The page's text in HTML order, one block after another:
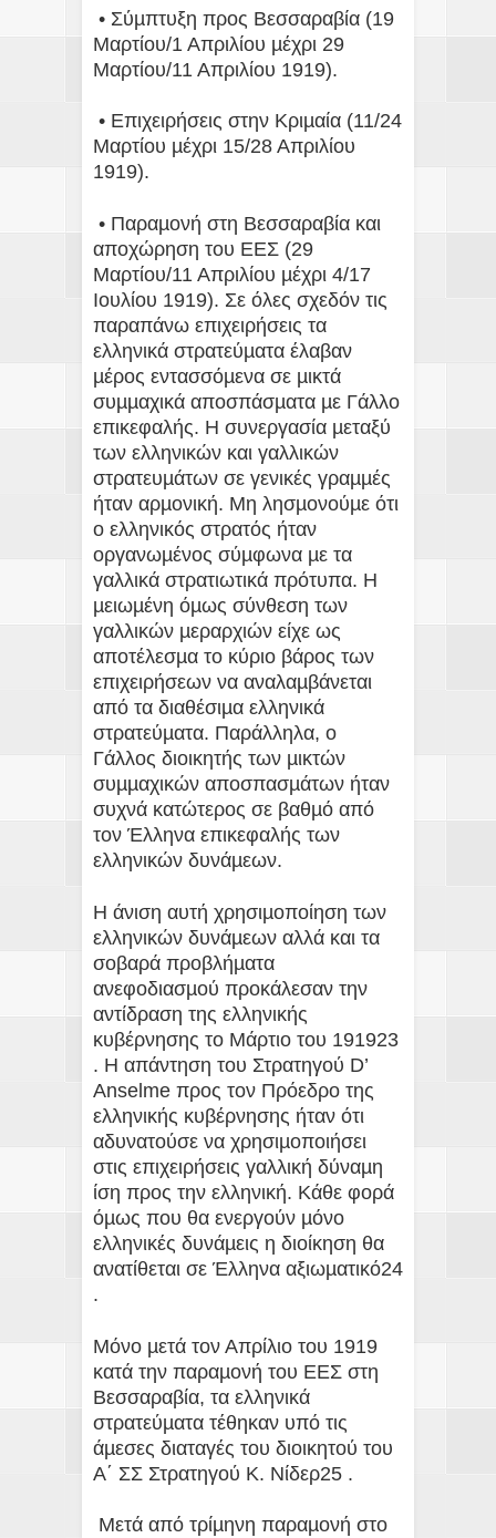
• Σύµπτυξη προς Βεσσαραβία (19
Μαρτίου/1 Απριλίου µέχρι 29
Μαρτίου/11 Απριλίου 1919).
• Επιχειρήσεις στην Κριµαία (11/24
Μαρτίου µέχρι 15/28 Απριλίου
1919).
• Παραµονή στη Βεσσαραβία και
αποχώρηση του ΕΕΣ (29
Μαρτίου/11 Απριλίου µέχρι 4/17
Ιουλίου 1919). Σε όλες σχεδόν τις
παραπάνω επιχειρήσεις τα
ελληνικά στρατεύµατα έλαβαν
µέρος εντασσόµενα σε µικτά
συµµαχικά αποσπάσµατα µε Γάλλο
επικεφαλής. Η συνεργασία µεταξύ
των ελληνικών και γαλλικών
στρατευµάτων σε γενικές γραµµές
ήταν αρµονική. Μη λησµονούµε ότι
ο ελληνικός στρατός ήταν
οργανωµένος σύµφωνα µε τα
γαλλικά στρατιωτικά πρότυπα. Η
µειωµένη όµως σύνθεση των
γαλλικών µεραρχιών είχε ως
αποτέλεσµα το κύριο βάρος των
επιχειρήσεων να αναλαµβάνεται
από τα διαθέσιµα ελληνικά
στρατεύµατα. Παράλληλα, ο
Γάλλος διοικητής των µικτών
συµµαχικών αποσπασµάτων ήταν
συχνά κατώτερος σε βαθµό από
τον Έλληνα επικεφαλής των
ελληνικών δυνάµεων.
Η άνιση αυτή χρησιµοποίηση των
ελληνικών δυνάµεων αλλά και τα
σοβαρά προβλήµατα
ανεφοδιασµού προκάλεσαν την
αντίδραση της ελληνικής
κυβέρνησης το Μάρτιο του 191923
. Η απάντηση του Στρατηγού D’
Anselme προς τον Πρόεδρο της
ελληνικής κυβέρνησης ήταν ότι
αδυνατούσε να χρησιµοποιήσει
στις επιχειρήσεις γαλλική δύναµη
ίση προς την ελληνική. Κάθε φορά
όµως που θα ενεργούν µόνο
ελληνικές δυνάµεις η διοίκηση θα
ανατίθεται σε Έλληνα αξιωµατικό24
.
Μόνο µετά τον Απρίλιο του 1919
κατά την παραµονή του ΕΕΣ στη
Βεσσαραβία, τα ελληνικά
στρατεύµατα τέθηκαν υπό τις
άµεσες διαταγές του διοικητού του
Α΄ ΣΣ Στρατηγού Κ. Νίδερ25 .
Μετά από τρίµηνη παραµονή στο